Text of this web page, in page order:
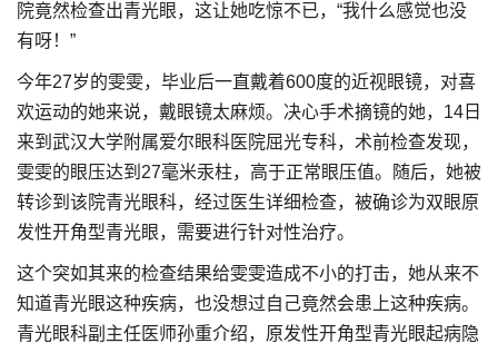
院竟然检查出青光眼，这让她吃惊不已，“我什么感觉也没
有呀！”
今年27岁的雯雯，毕业后一直戴着600度的近视眼镜，对喜
欢运动的她来说，戴眼镜太麻烦。决心手术摘镜的她，14日
来到武汉大学附属爱尔眼科医院屈光专科，术前检查发现，
雯雯的眼压达到27毫米汞柱，高于正常眼压值。随后，她被
转诊到该院青光眼科，经过医生详细检查，被确诊为双眼原
发性开角型青光眼，需要进行针对性治疗。
这个突如其来的检查结果给雯雯造成不小的打击，她从来不
知道青光眼这种疾病，也没想过自己竟然会患上这种疾病。
青光眼科副主任医师孙重介绍，原发性开角型青光眼起病隐